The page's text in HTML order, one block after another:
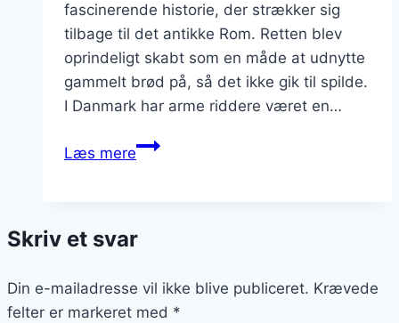
fascinerende historie, der strækker sig
tilbage til det antikke Rom. Retten blev
oprindeligt skabt som en måde at udnytte
gammelt brød på, så det ikke gik til spilde.
I Danmark har arme riddere været en…
Læs mereArmen
Uventede
der
imponerer
Skriv et svar
Din e-mailadresse vil ikke blive publiceret. Krævede
felter er markeret med *